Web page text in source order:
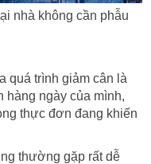
nhà không cần phẫu
quá trình giảm cân là
hàng ngày của mình,
thực đơn đang khiến
thường gặp rất dễ